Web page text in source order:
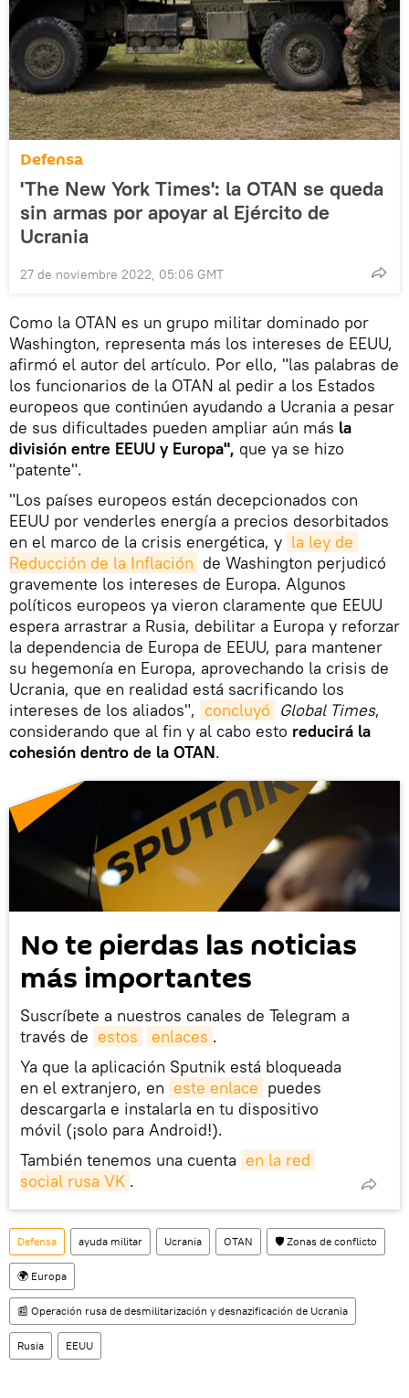
Defensa
'The New York Times': la OTAN se queda
sin armas por apoyar al Ejército de
Ucrania
27 de noviembre 2022, 05:06 GMT
Como la OTAN es un grupo militar dominado por
Washington, representa más los intereses de EEUU,
afirmó el autor del artículo. Por ello, "las palabras de
los funcionarios de la OTAN al pedir a los Estados
europeos que continúen ayudando a Ucrania a pesar
de sus dificultades pueden ampliar aún más la
división entre EEUU y Europa", que ya se hizo
"patente".
"Los países europeos están decepcionados con
EEUU por venderles energía a precios desorbitados
en el marco de la crisis energética, y la ley de
Reducción de la Inflación de Washington perjudicó
gravemente los intereses de Europa. Algunos
políticos europeos ya vieron claramente que EEUU
espera arrastrar a Rusia, debilitar a Europa y reforzar
la dependencia de Europa de EEUU, para mantener
su hegemonía en Europa, aprovechando la crisis de
Ucrania, que en realidad está sacrificando los
intereses de los aliados", concluyó Global Times,
considerando que al fin y al cabo esto reducirá la
cohesión dentro de la OTAN.
No te pierdas las noticias
más importantes
Suscríbete a nuestros canales de Telegram a
través de estos enlaces .
Ya que la aplicación Sputnik está bloqueada
en el extranjero, en este enlace puedes
descargarla e instalarla en tu dispositivo
móvil (¡solo para Android!).
También tenemos una cuenta en la red
social rusa VK .
Defensa ayuda militar Ucrania OTAN 🛡️ Zonas de conflicto
🌍 Europa
📰 Operación rusa de desmilitarización y desnazificación de Ucrania
Rusia EEUU